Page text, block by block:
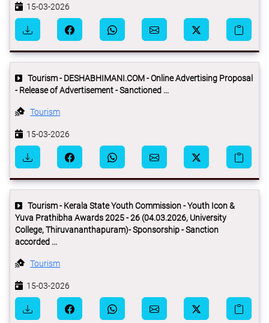
15-03-2026
Tourism - DESHABHIMANI.COM - Online Advertising Proposal
- Release of Advertisement - Sanctioned ...
Tourism
15-03-2026
Tourism - Kerala State Youth Commission - Youth Icon &
Yuva Prathibha Awards 2025 - 26 (04.03.2026, University
College, Thiruvananthapuram)- Sponsorship - Sanction
accorded ...
Tourism
15-03-2026